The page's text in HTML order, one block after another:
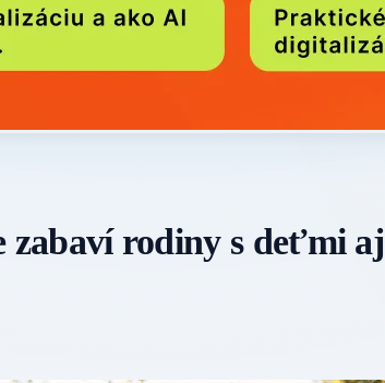
zabaví rodiny s deťmi aj